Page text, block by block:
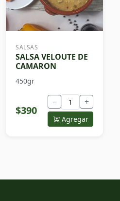
SALSAS
SALSA VELOUTE DE
CAMARON
450gr
$390
− +
Agregar